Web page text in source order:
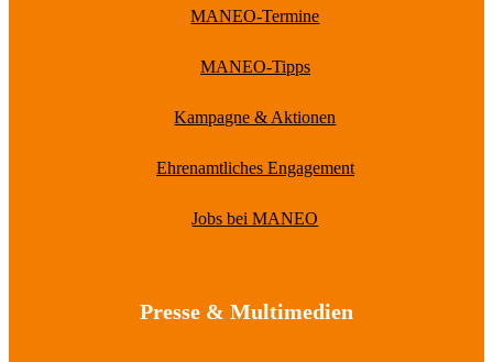
MANEO-Termine
MANEO-Tipps
Kampagne & Aktionen
Ehrenamtliches Engagement
Jobs bei MANEO
Presse & Multimedien